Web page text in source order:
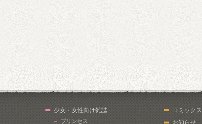
少女・女性向け雑誌
プリンセス
コミックス
お知らせ